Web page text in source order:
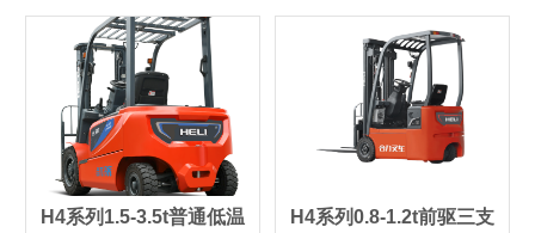
H4系列1.5-3.5t普通低温
H4系列0.8-1.2t前驱三支